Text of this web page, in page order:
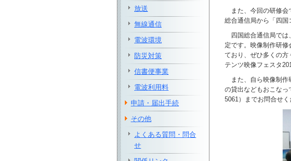
また、今回の研修会
総合通信局から「四国
四国総合通信局では
定です。映像制作研
ており、ぜひ多くの
テンツ映像フェスタ
また、自ら映像制作
の貸出などもおこなっ
5061）までお問合せく
放送
無線通信
電波環境
防災対策
信書便事業
電波利用料
申請・届出手続
その他
よくある質問・問合
せ